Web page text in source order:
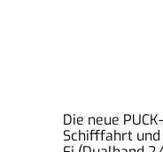
Die neue
Schifffahrt und